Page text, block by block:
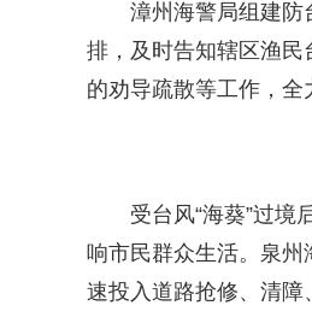
漳州海警局组建防
排，及时告知辖区渔
的劝导疏散等工作，全
受台风“海葵”过
响市民群众生活。泉
速投入道路抢修、清障